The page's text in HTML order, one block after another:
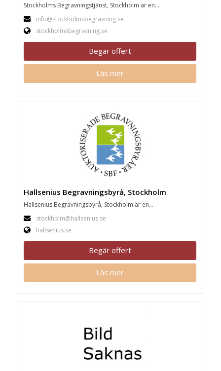
Stockholms Begravningstjänst, Stockholm är en...
info@stockholmsbegravning.se
stockholmsbegravning.se
Begär offert
Läs mer
Hallsenius Begravningsbyrå, Stockholm
Hallsenius Begravningsbyrå, Stockholm är en...
stockholm@hallsenius.se
hallsenius.se
Begär offert
Läs mer